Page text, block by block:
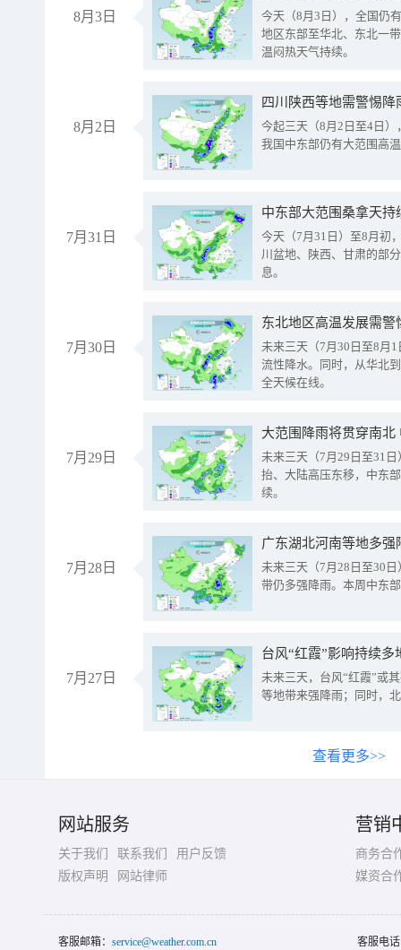
8月3日
今天（8月3日），全国仍
地区东部至华北、东北一
温闷热天气持续。
8月2日
今起三天（8月2日至4日
我国中东部仍有大范围高
7月31日
中东部大范围桑拿天
今天（7月31日）至8月初
川盆地、陕西、甘肃的部
息。
7月30日
东北地区高温发展需
未来三天（7月30日至8月
流性降水。同时，从华北
全天候在线。
7月29日
大范围降雨将贯穿南
未来三天（7月29日至31
抬、大陆高压东移，中东
续。
7月28日
广东湖北河南等地多
未来三天（7月28日至30
带仍多强降雨。本周中东
7月27日
台风“红霞”影响持续
未来三天，台风“红霞”或
等地带来强降雨；同时，
查看更多>>
网站服务
关于我们 联系我们
用户反馈
版权声明
网站律师
营销
商务合
媒资合
客服邮箱： service@weather.com.cn 客服电